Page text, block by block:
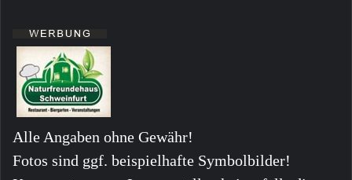
Alle Angaben ohne Gewähr!
Fotos sind ggf. beispielhafte Symbolbilder!